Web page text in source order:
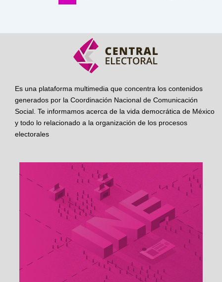
Es una plataforma multimedia que concentra los contenidos
generados por la Coordinación Nacional de Comunicación
Social. Te informamos acerca de la vida democrática de México
y todo lo relacionado a la organización de los procesos
electorales